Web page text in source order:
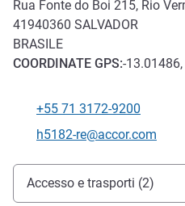
Rua Fonte do Boi 215, Rio
41940360 SALVADOR
BRASILE
COORDINATE GPS:-
Telefono
+55 71 3172-9200
E-mail di contatto
h5182-re@accor.com
Accesso e trasporti
Accesso e trasporti (2)